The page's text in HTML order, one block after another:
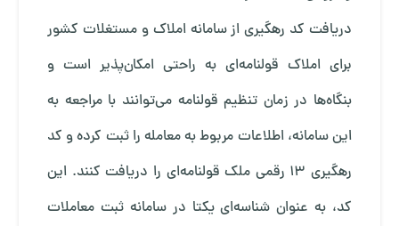
دریافت کد رهگیری از سامانه املاک و مستغلات کشور
برای املاک قولنامه‌ای به ‌راحتی امکان‌پذیر است و
بنگاه‌ها در زمان تنظیم قولنامه می‌توانند با مراجعه به
این سامانه، اطلاعات مربوط به معامله را ثبت کرده و کد
رهگیری 13 رقمی ملک قولنامه‌ای را دریافت کنند. این
کد، به ‌عنوان شناسه‌ای یکتا در سامانه ثبت معاملات